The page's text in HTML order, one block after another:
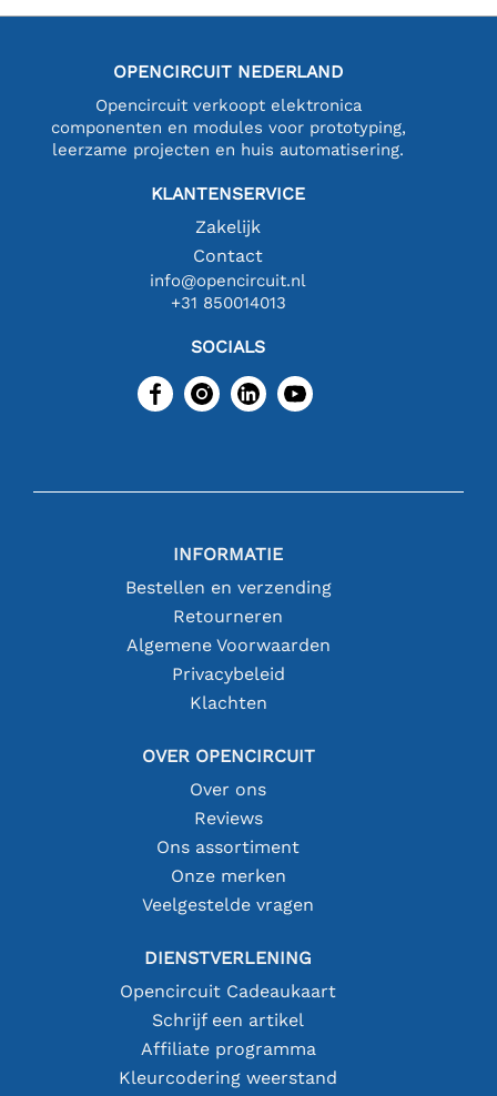
OPENCIRCUIT NEDERLAND
Opencircuit verkoopt elektronica
componenten en modules voor prototyping,
leerzame projecten en huis automatisering.
KLANTENSERVICE
Zakelijk
Contact
info@opencircuit.nl
+31 850014013
SOCIALS
INFORMATIE
Bestellen en verzending
Retourneren
Algemene Voorwaarden
Privacybeleid
Klachten
OVER OPENCIRCUIT
Over ons
Reviews
Ons assortiment
Onze merken
Veelgestelde vragen
DIENSTVERLENING
Opencircuit Cadeaukaart
Schrijf een artikel
Affiliate programma
Kleurcodering weerstand